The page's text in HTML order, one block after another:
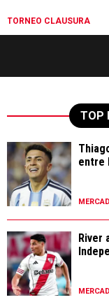
TORNEO CLAUSURA
TOP
entre
River